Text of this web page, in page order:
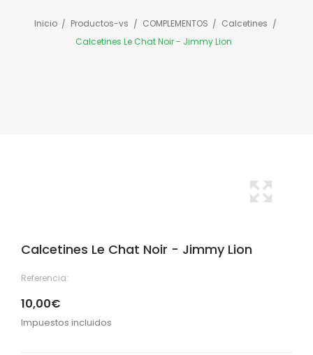
Inicio Productos-vs COMPLEMENTOS
Calcetines
Calcetines Le Chat Noir - Jimmy Lion
Calcetines Le Chat Noir - Jimmy Lion
Referencia:
10,00€
Impuestos incluidos